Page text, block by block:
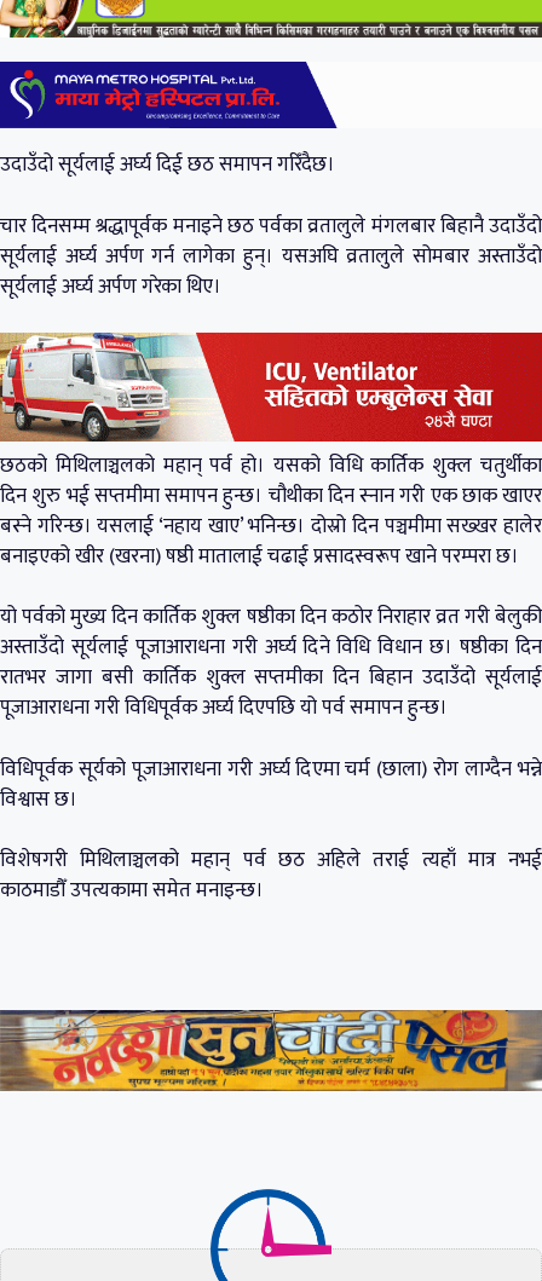
उदाउँदो सूर्यलाई अर्घ्य दिई छठ समापन गरिँदैछ।
चार दिनसम्म श्रद्धापूर्वक मनाइने छठ पर्वका व्रतालुले मंगलबार बिहानै उदाउँदो
सूर्यलाई अर्घ्य अर्पण गर्न लागेका हुन्। यसअघि व्रतालुले सोमबार अस्ताउँदो
सूर्यलाई अर्घ्य अर्पण गरेका थिए।
छठको मिथिलाञ्चलको महान् पर्व हो। यसको विधि कार्तिक शुक्ल चतुर्थीका
दिन शुरु भई सप्तमीमा समापन हुन्छ। चौथीका दिन स्नान गरी एक छाक खाएर
बस्ने गरिन्छ। यसलाई ‘नहाय खाए’ भनिन्छ। दोस्रो दिन पञ्चमीमा सख्खर हालेर
बनाइएको खीर (खरना) षष्ठी मातालाई चढाई प्रसादस्वरूप खाने परम्परा छ।
यो पर्वको मुख्य दिन कार्तिक शुक्ल षष्ठीका दिन कठोर निराहार व्रत गरी बेलुकी
अस्ताउँदो सूर्यलाई पूजाआराधना गरी अर्घ्य दिने विधि विधान छ। षष्ठीका दिन
रातभर जागा बसी कार्तिक शुक्ल सप्तमीका दिन बिहान उदाउँदो सूर्यलाई
पूजाआराधना गरी विधिपूर्वक अर्घ्य दिएपछि यो पर्व समापन हुन्छ।
विधिपूर्वक सूर्यको पूजाआराधना गरी अर्घ्य दिएमा चर्म (छाला) रोग लाग्दैन भन्ने
विश्वास छ।
विशेषगरी मिथिलाञ्चलको महान् पर्व छठ अहिले तराई त्यहाँ मात्र नभई
काठमाडौँ उपत्यकामा समेत मनाइन्छ।